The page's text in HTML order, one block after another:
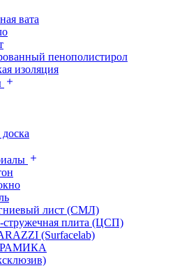
вата
пенополистирол
изоляция
лист (СМЛ)
стружечная плита (ЦСП)